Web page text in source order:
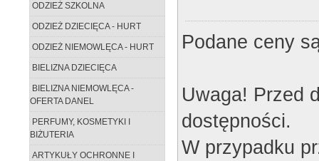
ODZIEŻ SZKOLNA
ODZIEŻ DZIECIĘCA - HURT
ODZIEŻ NIEMOWLĘCA - HURT
BIELIZNA DZIECIĘCA
BIELIZNA NIEMOWLĘCA -
OFERTA DANEL
PERFUMY, KOSMETYKI I
BIŻUTERIA
ARTYKUŁY OCHRONNE I
Podane ceny
Uwaga! Przed
dostępności.
W przypadku